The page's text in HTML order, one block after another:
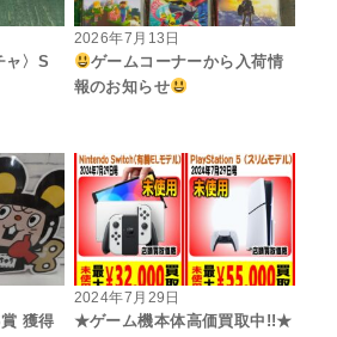
ャ〉S
2026年7月13日
ゲームコーナーから入荷情
報のお知らせ
獲得
2024年7月29日
★ゲーム機本体高価買取中!!★